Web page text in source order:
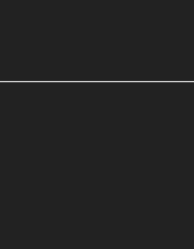
im nächsten